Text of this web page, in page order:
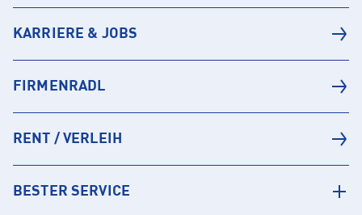
KARRIERE & JOBS
FIRMENRADL
RENT / VERLEIH
BESTER SERVICE